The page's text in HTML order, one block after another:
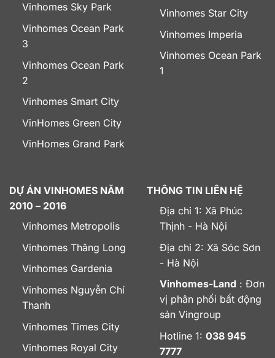
Vinhomes Sky Park
Vinhomes Ocean Park
3
Vinhomes Ocean Park
2
Vinhomes Smart City
VinHomes Green City
VinHomes Grand Park
Vinhomes Star City
Vinhomes Imperia
Vinhomes Ocean Park
1
DỰ ÁN VINHOMES NĂM
2010 – 2016
Vinhomes Metropolis
Vinhomes Thăng Long
Vinhomes Gardenia
Vinhomes Nguyễn Chí
Thanh
Vinhomes Times City
Vinhomes Royal City
THÔNG TIN LIÊN HỆ
Địa chỉ 1: Xã Phúc
Thịnh - Hà Nội
Địa chỉ 2: Xã Sóc Sơn
- Hà Nội
Vinhomes-Land : Đơn
vị phân phối bất động
sản Vingroup
Hotline 1: 038 945
7777